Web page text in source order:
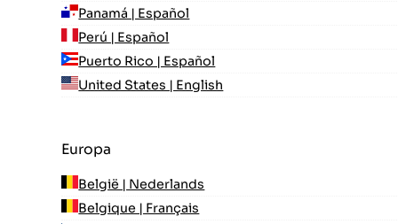
Panamá | Español
Perú | Español
Puerto Rico | Español
United States | English
Europa
België | Nederlands
Belgique | Français